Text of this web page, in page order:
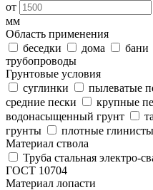
от
мм
Область применения
беседки
дома бани
трубопроводы
Грунтовые условия
суглинки
пылеватые
средние пески
крупные
водонасыщенный грунт
грунты
плотные
Материал ствола
Труба стальная электро-
ГОСТ 10704
Материал лопасти